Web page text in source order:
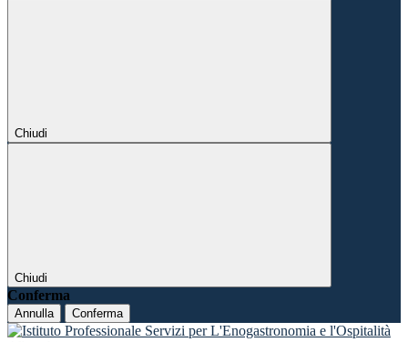
Chiudi
Chiudi
Conferma
Annulla Conferma